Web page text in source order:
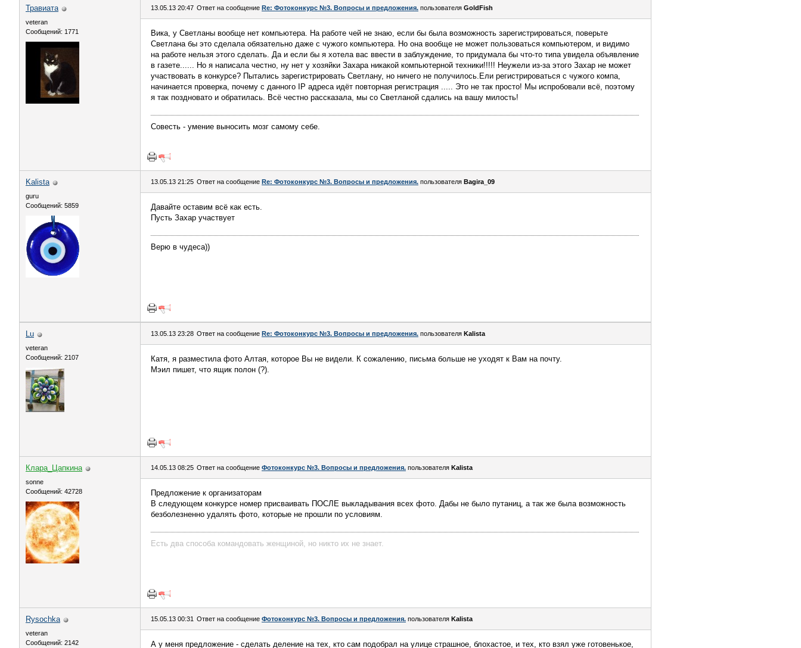
Травиата
veteran
Сообщений: 1771
13.05.13 20:47 Ответ на сообщение Re: Фотоконкурс №3. Вопросы и предложения. пользователя GoldFish
Вика, у Светланы вообще нет компьютера. На работе чей не знаю, если бы была возможность зарегистрироваться, поверьте
Светлана бы это сделала обязательно даже с чужого компьютера. Но она вообще не может пользоваться компьютером, и видимо
на работе нельзя этого сделать. Да и если бы я хотела вас ввести в заблуждение, то придумала бы что-то типа увидела объявление
в газете...... Но я написала честно, ну нет у хозяйки Захара никакой компьютерной техники!!!!! Неужели из-за этого Захар не может
участвовать в конкурсе? Пытались зарегистрировать Светлану, но ничего не получилось.Ели регистрироваться с чужого компа,
начинается проверка, почему с данного IP адреса идёт повторная регистрация ..... Это не так просто! Мы испробовали всё, поэтому
я так поздновато и обратилась. Всё честно рассказала, мы со Светланой сдались на вашу милость!
Совесть - умение выносить мозг самому себе.
Kalista
guru
Сообщений: 5859
13.05.13 21:25 Ответ на сообщение Re: Фотоконкурс №3. Вопросы и предложения. пользователя Bagira_09
Давайте оставим всё как есть.
Пусть Захар участвует
Верю в чудеса))
Lu
veteran
Сообщений: 2107
13.05.13 23:28 Ответ на сообщение Re: Фотоконкурс №3. Вопросы и предложения. пользователя Kalista
Катя, я разместила фото Алтая, которое Вы не видели. К сожалению, письма больше не уходят к Вам на почту.
Мэил пишет, что ящик полон (?).
Клара_Цапкина
sonne
Сообщений: 42728
14.05.13 08:25 Ответ на сообщение Фотоконкурс №3. Вопросы и предложения. пользователя Kalista
Предложение к организаторам
В следующем конкурсе номер присваивать ПОСЛЕ выкладывания всех фото. Дабы не было путаниц, а так же была возможность
безболезненно удалять фото, которые не прошли по условиям.
Есть два способа командовать женщиной, но никто их не знает.
Rysochka
veteran
Сообщений: 2142
15.05.13 00:31 Ответ на сообщение Фотоконкурс №3. Вопросы и предложения. пользователя Kalista
А у меня предложение - сделать деление на тех, кто сам подобрал на улице страшное, блохастое, и тех, кто взял уже готовенькое,